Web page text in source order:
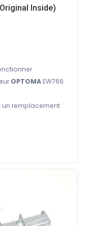
Inside)
OPTOMAEW766
un remplacement